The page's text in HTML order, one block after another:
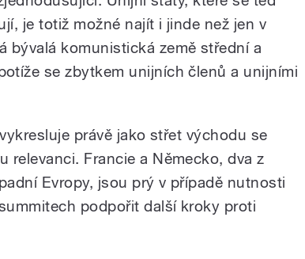
je totiž možné najít i jinde než jen v
bývalá komunistická země střední a
se zbytkem unijních členů a unijními
právě jako střet východu se
relevanci. Francie a Německo, dva z
Evropy, jsou prý v případě nutnosti
podpořit další kroky proti